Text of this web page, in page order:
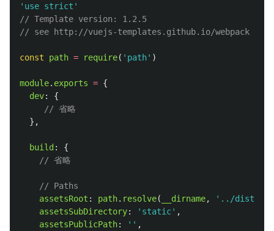
' use strict '
// Template version: 1.2.5
// see http://vuejs-templates.github.io/webpack for
const path = require( ' path' )
module. exports = {
dev:
{
// 省略
},
build :
{
// 省略
// Paths
assetsRoot : path. resolve( __dirname, ' ../dist
assetsSubDirectory: ' static' ,
assetsPublicPath: '' ,